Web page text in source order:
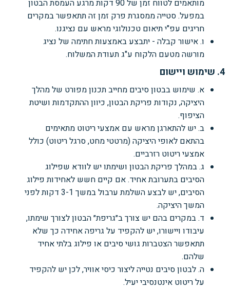
מותאמים לטווח זמן של 90 דקות מרגע העמסת הבטון
במפעל. סטייה ממסגרת פרק זמן זה תתאפשר במקרים
חריגים עפ"י תיאום טכנולוגי מראש עם נציגנו.
ו. אישור קבלה - יתבצע באמצעות חתימה של נציג
מורשה מטעם הלקוח ע"ג תעודת המשלוח.
4. שימוש ויישום
א. שימוש בבטון סיבים מחייב תכנון מפורט של מהלך
היציקה, נקודות פריקת הבטון, כיוון ההתקדמות ושיטת
הציפוף.
ב. יש להתארגן מראש עם אמצעי ריטוט מתאימים
בהתאם לאופי היציקה (מרטטי מחט, סרגל ריטוט) כולל
אמצעי ריטוט רזרביים.
ג. במהלך פריקת הבטון ושימתו יש לוודא שפילוג
הסיבים בתערובת אחיד. אם קיים חשש לאחידות פילוג
הסיבים, יש לבצע השלמת ערבול במשך 3-1 דקות לפני
המשך היציקה.
ד. במקרים בהם יש צורך ב״גריפת״ הבטון לצורך שימתו,
עיבודו ויישורו, יש להקפיד על גריפה אחידה כך שלא
תתאפשר הצטברות גושי סיבים או פילוג בלתי אחיד
שלהם.
ה. לבטון סיבים נטייה ליצור כיסי אוויר, לכן יש להקפיד
על ריטוט אינטנסיבי יעיל.